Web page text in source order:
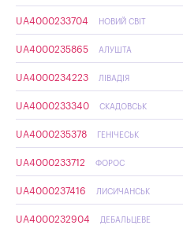
UA4000233704 НОВИЙ СВІТ
UA4000235865 АЛУШТА
UA4000234223 ЛІВАДІЯ
UA4000233340 СКАДОВСЬК
UA4000235378 ГЕНІЧЕСЬК
UA4000233712 ФОРОС
UA4000237416 ЛИСИЧАНСЬК
UA4000232904 ДЕБАЛЬЦЕВЕ